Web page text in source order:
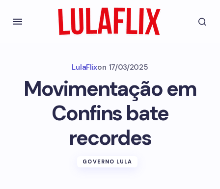
LulaFlixon 17/03/2025
Movimentação em
Confins bate
recordes
GOVERNO LULA